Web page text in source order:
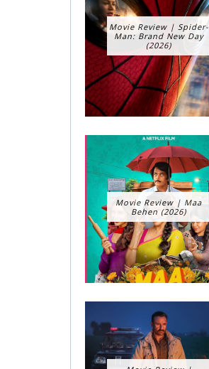
Movie Review | Spider-
Man: Brand New Day
(2026)
Movie Review | Maa
Behen (2026)